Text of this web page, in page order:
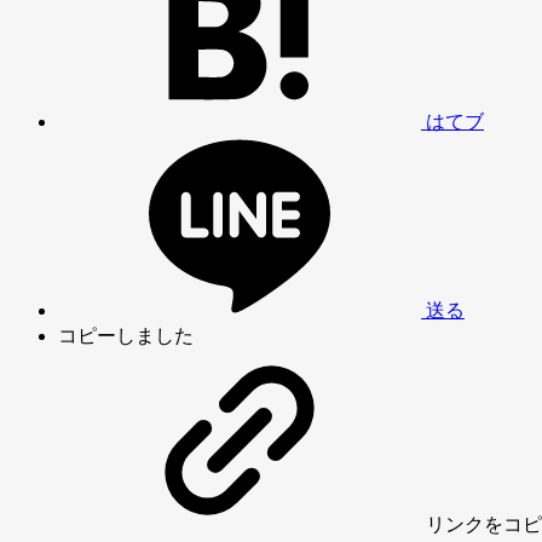
はてブ
送る
コピーしました
リンク をコ